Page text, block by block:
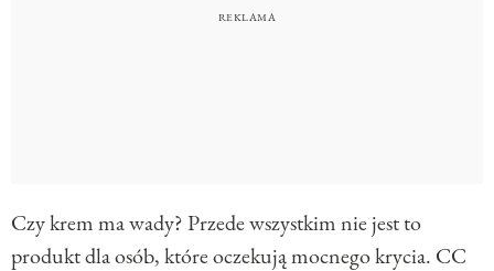
Czy krem ma wady? Przede wszystkim nie jest to
produkt dla osób, które oczekują mocnego krycia. CC